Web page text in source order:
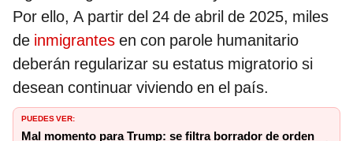
Por ello, A partir del 24 de abril de 2025, miles
de inmigrantes en con parole humanitario
deberán regularizar su estatus migratorio si
desean continuar viviendo en el país.
PUEDES VER:
Mal momento para Trump: se filtra borrador de orden